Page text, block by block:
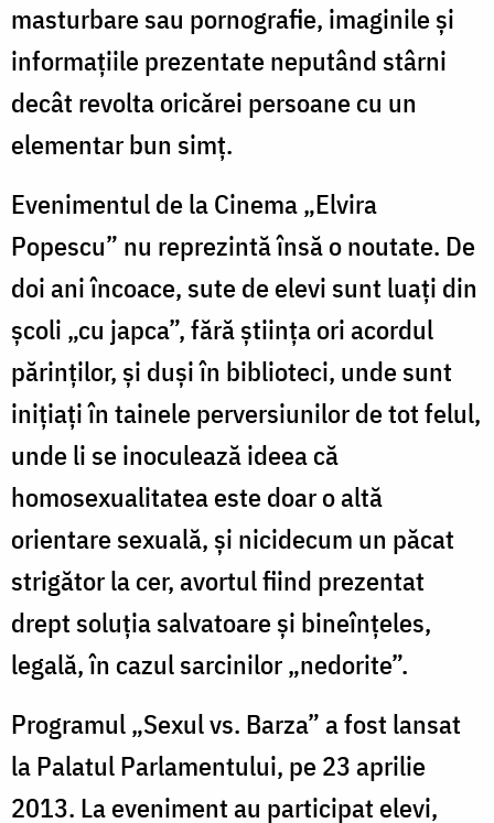
masturbare sau pornografie, imaginile şi
informaţiile prezentate neputând stârni
decât revolta oricărei persoane cu un
elementar bun simţ.
Evenimentul de la Cinema „Elvira
Popescu” nu reprezintă însă o noutate. De
doi ani încoace, sute de elevi sunt luaţi din
şcoli „cu japca”, fără ştiinţa ori acordul
părinţilor, şi duşi în biblioteci, unde sunt
iniţiaţi în tainele perversiunilor de tot felul,
unde li se inoculează ideea că
homosexualitatea este doar o altă
orientare sexuală, şi nicidecum un păcat
strigător la cer, avortul fiind prezentat
drept soluţia salvatoare şi bineînţeles,
legală, în cazul sarcinilor „nedorite”.
Programul „Sexul vs. Barza” a fost lansat
la Palatul Parlamentului, pe 23 aprilie
2013. La eveniment au participat elevi,